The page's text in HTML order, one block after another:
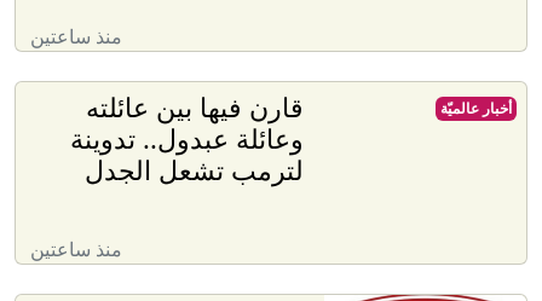
منذ ساعتين
قارن فيها بين عائلته
وعائلة عبدول.. تدوينة
لترمب تشعل الجدل
منذ ساعتين
أخبار عالميّة